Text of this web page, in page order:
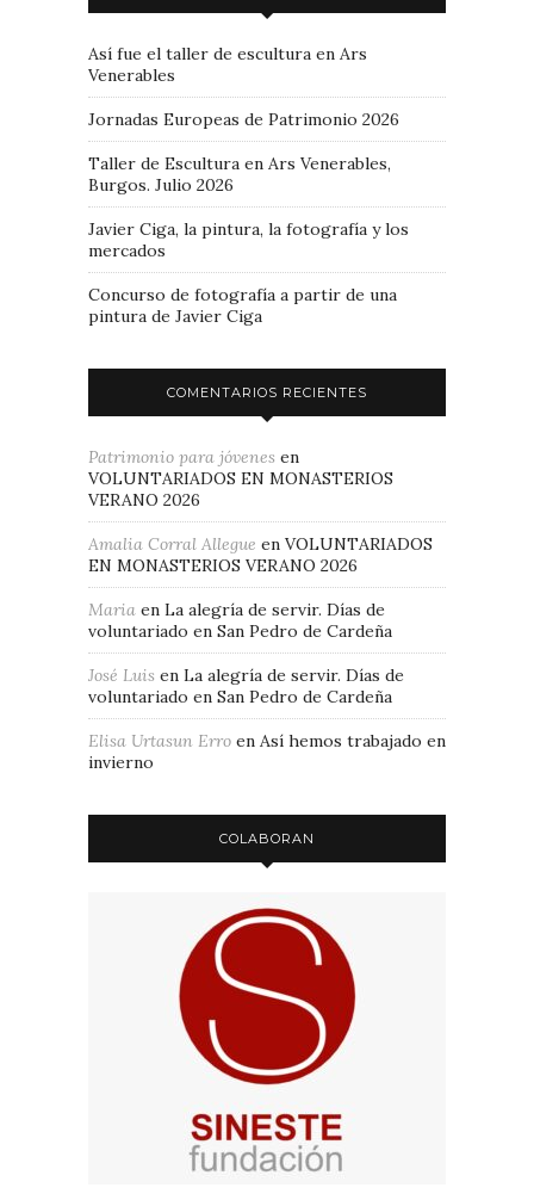
Así fue el taller de escultura en Ars
Venerables
Jornadas Europeas de Patrimonio 2026
Taller de Escultura en Ars Venerables,
Burgos. Julio 2026
Javier Ciga, la pintura, la fotografía y los
mercados
Concurso de fotografía a partir de una
pintura de Javier Ciga
COMENTARIOS RECIENTES
Patrimonio para jóvenes en
VOLUNTARIADOS EN MONASTERIOS
VERANO 2026
Amalia Corral Allegue en VOLUNTARIADOS
EN MONASTERIOS VERANO 2026
Maria en La alegría de servir. Días de
voluntariado en San Pedro de Cardeña
José Luis en La alegría de servir. Días de
voluntariado en San Pedro de Cardeña
Elisa Urtasun Erro en Así hemos trabajado en
invierno
COLABORAN